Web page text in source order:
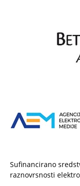
Sufinancirano
raznovrsnosti